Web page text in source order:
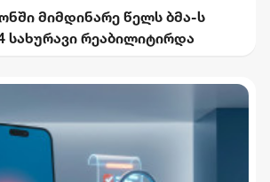
მიმდინარე წელს ბმა-ს
სახურავი რეაბილიტირდა